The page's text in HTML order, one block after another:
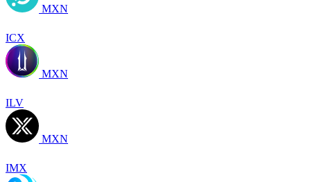
MXN
ICX
MXN
ILV
MXN
IMX